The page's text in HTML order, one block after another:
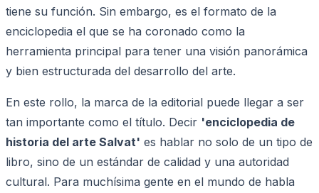
tiene su función. Sin embargo, es el formato de la
enciclopedia el que se ha coronado como la
herramienta principal para tener una visión panorámica
y bien estructurada del desarrollo del arte.
En este rollo, la marca de la editorial puede llegar a ser
tan importante como el título. Decir 'enciclopedia de
historia del arte Salvat' es hablar no solo de un tipo de
libro, sino de un estándar de calidad y una autoridad
cultural. Para muchísima gente en el mundo de habla